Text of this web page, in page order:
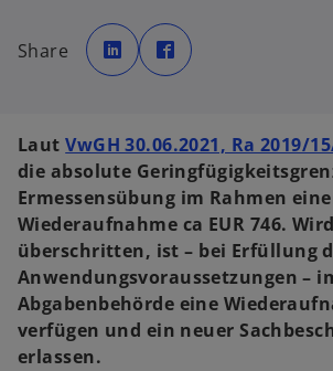
Share
w
i
r
d
n
e
r
n
u
e
n
e
i
s
t
e
r
i
r
n
e
n
e
u
n
R
e
i
s
t
r
LautVwGH 30.06.2021, Ra 2019/
die absolute
Ermessensübung im Rahmen
Wiederaufnahme ca EUR 746.
überschritten, ist – bei Erfüllung
Anwendungsvoraussetzungen –
Abgabenbehörde eine
verfügen und ein neuer
erlassen.